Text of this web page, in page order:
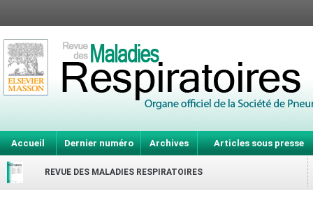
Accueil Dernier numéro Archives Articles sous presse
REVUE DES MALADIES RESPIRATOIRES